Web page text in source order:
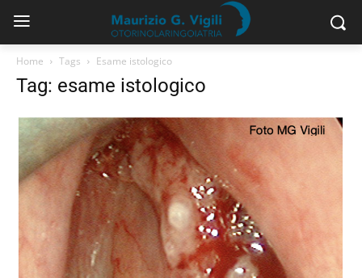
Home Tags Esame istologico
Tag: esame istologico